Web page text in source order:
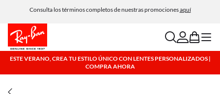
Consulta los términos completos de nuestras promocionesaquí
searchaccount
bag menu
ESTE VERANO, CREA TU ESTILO ÚNICO CON LENTES PERSONALIZADOS |
COMPRA AHORA